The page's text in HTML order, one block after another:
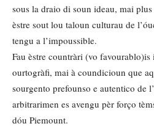
sous la draio di soun ideau, mai
èstre sout lou taloun culturau de
tengu a l’impoussible.
Fau èstre countràri (vo favourablo)is
ourtogràfi, mai à coundicioun que
sourgento prefounso e autentico de
arbitrarimen es avengu pèr forço
dóu Piemount.